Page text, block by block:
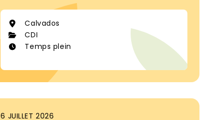
Calvados
CDI
Temps plein
6 JUILLET 2026